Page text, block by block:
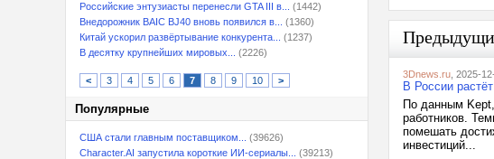
Российские энтузиасты перенесли GTA III в...
(1442)
Внедорожник BAIC BJ40 вновь появился в...
(1360)
Китай ускорил развёртывание конкурента...
(1237)
В десятку крупнейших мировых...
(2226)
< 3 4 5 6 7 8 9 10 >
Популярные
США стали главным поставщиком...
(39626)
Character.AI запустила короткие ИИ-сериалы...
(39213)
3Dnews.ru , 2025-
В России
По данным
работников.
помешать
инвестиций...